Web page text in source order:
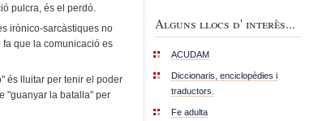
pulcra, és el perdó.
irònico-sarcàstiques no
fa que la comunicació es
és lluitar per tenir el poder
"guanyar la batalla" per
Alguns llocs d' interès...
ACUDAM
Diccionaris, enciclopèdies i
traductors.
Fe adulta